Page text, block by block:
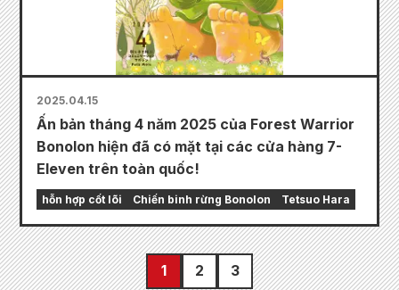
2025.04.15
Ấn bản tháng 4 năm 2025 của Forest Warrior
Bonolon hiện đã có mặt tại các cửa hàng 7-
Eleven trên toàn quốc!
hỗn hợp cốt lõi Chiến binh rừng Bonolon Tetsuo Hara
1 2 3